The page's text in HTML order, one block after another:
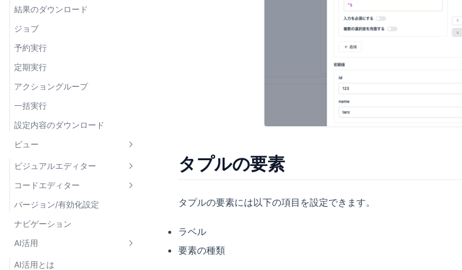
image
結果のダウンロード
ジョブ
予約実行
定期実行
アクショングループ
一括実行
設定内容のダウンロード
ビュー
ビジュアルエディター
コンポーネント
フォーム
テーブル
詳細テーブル
タブグループ
式
結果の加工
ページ設定
クエリパラメーター設定
コードエディター
レイアウト
Card
Box
Grid
データ表示
Table
DescriptionList
フォーム
Form
リンク
バージョン/有効化設定
ナビゲーション
AI活用
AI活用とは
タプルの要素
タプルの要素には以下の項目を設定できます。
ラベル
要素の種類